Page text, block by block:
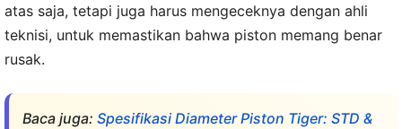
atas saja, tetapi juga harus mengeceknya dengan ahli
teknisi, untuk memastikan bahwa piston memang benar
rusak.
Baca juga: Spesifikasi Diameter Piston Tiger: STD &